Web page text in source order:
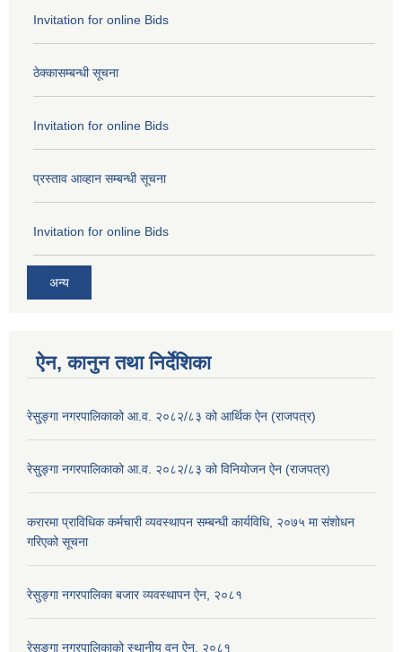
Invitation for online Bids
ठेक्कासम्बन्धी सूचना
Invitation for online Bids
प्रस्ताव आव्हान सम्बन्धी सूचना
Invitation for online Bids
अन्य
ऐन, कानुन तथा निर्देशिका
रेसु्ङ्गा नगरपालिकाको आ.व. २०८२/८३ को आर्थिक ऐन (राजपत्र)
रेसु्ङ्गा नगरपालिकाको आ.व. २०८२/८३ को विनियोजन ऐन (राजपत्र)
करारमा प्राविधिक कर्मचारी व्यवस्थापन सम्बन्धी कार्यविधि, २०७५ मा संशोधन
गरिएको सूचना
रेसुङ्गा नगरपालिका बजार व्यवस्थापन ऐन, २०८१
रेसुङ्गा नगरपालिकाको स्थानीय वन ऐन, २०८१